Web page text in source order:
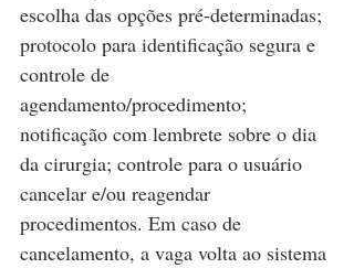
escolha das opções pré-determinadas;
protocolo para identificação segura e
controle de
agendamento/procedimento;
notificação com lembrete sobre o dia
da cirurgia; controle para o usuário
cancelar e/ou reagendar
procedimentos. Em caso de
cancelamento, a vaga volta ao sistema